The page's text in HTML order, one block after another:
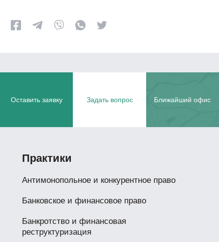
Оставить заявку Задать вопрос Ближайший офис
Практики
Антимонопольное и конкурентное право
Банковское и финансовое право
Банкротство и финансовая
реструктуризация